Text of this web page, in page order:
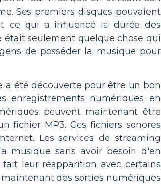
Ses premiers disques pouvaient
ce qui a influencé la durée des
était seulement quelque chose qui
de posséder la musique pour
a été découverte pour être un bon
enregistrements numériques en
peuvent maintenant être
fichier MP3. Ces fichiers sonores
Les services de streaming
musique sans avoir besoin d'en
leur réapparition avec certains
des sorties numériques